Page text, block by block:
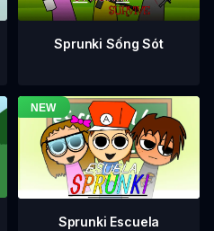
Sprunki Sống Sót
Sprunki Escuela